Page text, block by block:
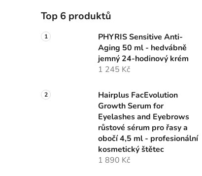
Top 6 produktů
PHYRIS Sensitive Anti-
Aging 50 ml - hedvábně
jemný 24-hodinový krém
1 245 Kč
Hairplus FacEvolution
Growth Serum for
Eyelashes and Eyebrows
růstové sérum pro řasy a
obočí 4,5 ml - profesionální
kosmetický štětec
1 890 Kč